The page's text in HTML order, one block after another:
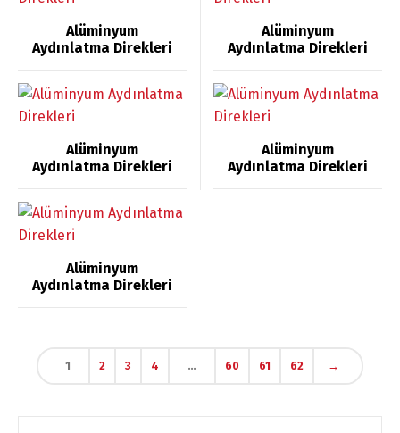
Alüminyum
Aydınlatma Direkleri
Alüminyum
Aydınlatma Direkleri
Alüminyum
Aydınlatma Direkleri
Alüminyum
Aydınlatma Direkleri
Alüminyum
Aydınlatma Direkleri
1 2 3 4 … 60 61 62 →